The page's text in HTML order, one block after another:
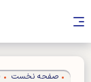
صفحه نخست